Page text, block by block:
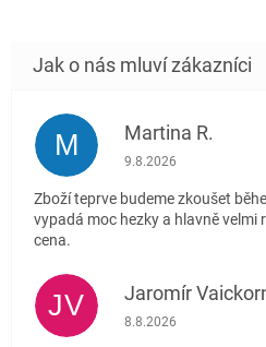
M Martina R.
Hodnocení obchodu
9.8.2026
Zboží teprve budeme zkoušet
vypadá moc hezky a hlavně velmi
cena.
JV Jaromír
Hodnocení obchodu
8.8.2026